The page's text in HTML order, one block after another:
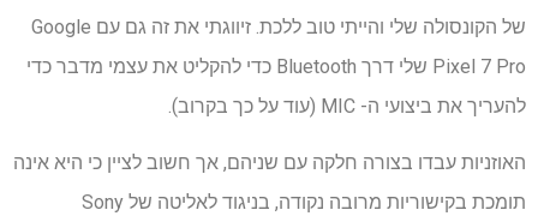
של הקונסולה שלי והייתי טוב ללכת. זיווגתי את זה גם עם Google
Pixel 7 Pro שלי דרך Bluetooth כדי להקליט את עצמי מדבר כדי
להעריך את ביצועי ה- MIC (עוד על כך בקרוב).
האוזניות עבדו בצורה חלקה עם שניהם, אך חשוב לציין כי היא אינה
תומכת בקישוריות מרובה נקודה, בניגוד לאליטה של ​​Sony